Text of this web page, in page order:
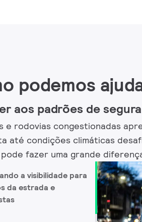
podemos
aos padrões de
e rodovias congestionadas
até condições climáticas
fazer uma grande
a visibilidade para
da estrada e